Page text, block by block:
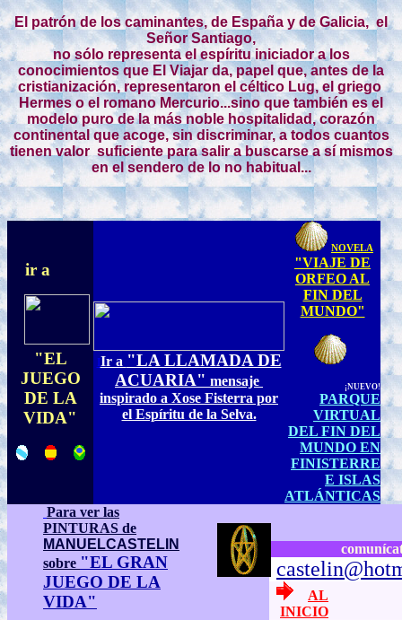
El patrón de los caminantes, de España y de Galicia, el
Señor Santiago,
no sólo representa el espíritu iniciador a los
conocimientos que El Viajar da, papel que, antes de la
cristianización, representaron el céltico Lug, el griego
Hermes o el romano Mercurio...sino que también es el
modelo puro de la más noble hospitalidad, corazón
continental que acoge, sin discriminar, a todos cuantos
tienen valor suficiente para salir a buscarse a sí mismos
en el sendero de lo no habitual...
ir a
"EL
JUEGO
DE LA
VIDA"
IIr a "LA LLAMADA DE
ACUARIA" mensaje
inspirado a Xose Fisterra por
el Espíritu de la Selva.
NOVELA
"VIAJE DE
ORFEO AL
FIN DEL
MUNDO"
¡NUEVO!
PARQUE
VIRTUAL
DEL FIN DEL
MUNDO EN
FINISTERRE
E ISLAS
ATLÁNTICAS
Para ver las
PINTURAS de
MANUELCASTELIN
sobre "EL GRAN
JUEGO DE LA
VIDA"
AL
INICIO